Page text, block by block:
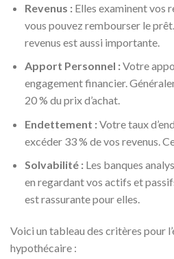
Revenus :Elles examinent vos
vous pouvez rembourser le
revenus est aussi importante.
Apport Personnel :Votre
engagement financier.
20 % du prix d’achat.
Endettement :Votre taux
excéder 33 % de vos revenus.
Solvabilité :Les banques
en regardant vos actifs et
est rassurante pour elles.
Voici un tableau des critères pour
hypothécaire :